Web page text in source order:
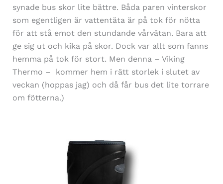
synade bus skor lite bättre. Båda paren vinterskor
som egentligen är vattentäta är på tok för nötta
för att stå emot den stundande vårvätan. Bara att
ge sig ut och kika på skor. Dock var allt som fanns
hemma på tok för stort. Men denna – Viking
Thermo – kommer hem i rätt storlek i slutet av
veckan (hoppas jag) och då får bus det lite torrare
om fötterna.)